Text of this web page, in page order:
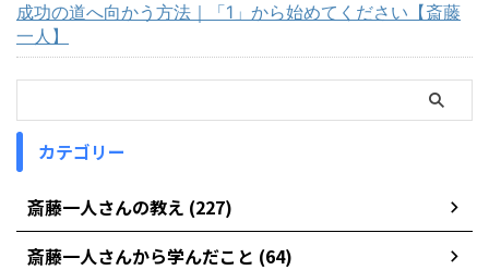
成功の道へ向かう方法｜「1」から始めてください【斎藤
一人】
カテゴリー
斎藤一人さんの教え (227)
斎藤一人さんから学んだこと (64)